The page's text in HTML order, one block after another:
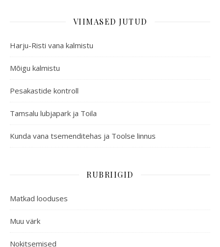
VIIMASED JUTUD
Harju-Risti vana kalmistu
Mõigu kalmistu
Pesakastide kontroll
Tamsalu lubjapark ja Toila
Kunda vana tsemenditehas ja Toolse linnus
RUBRIIGID
Matkad looduses
Muu värk
Nokitsemised